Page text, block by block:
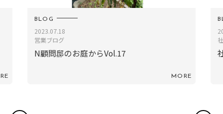
BLOG
2025.11.23
社員ブログ
社員WS／旅行
MORE